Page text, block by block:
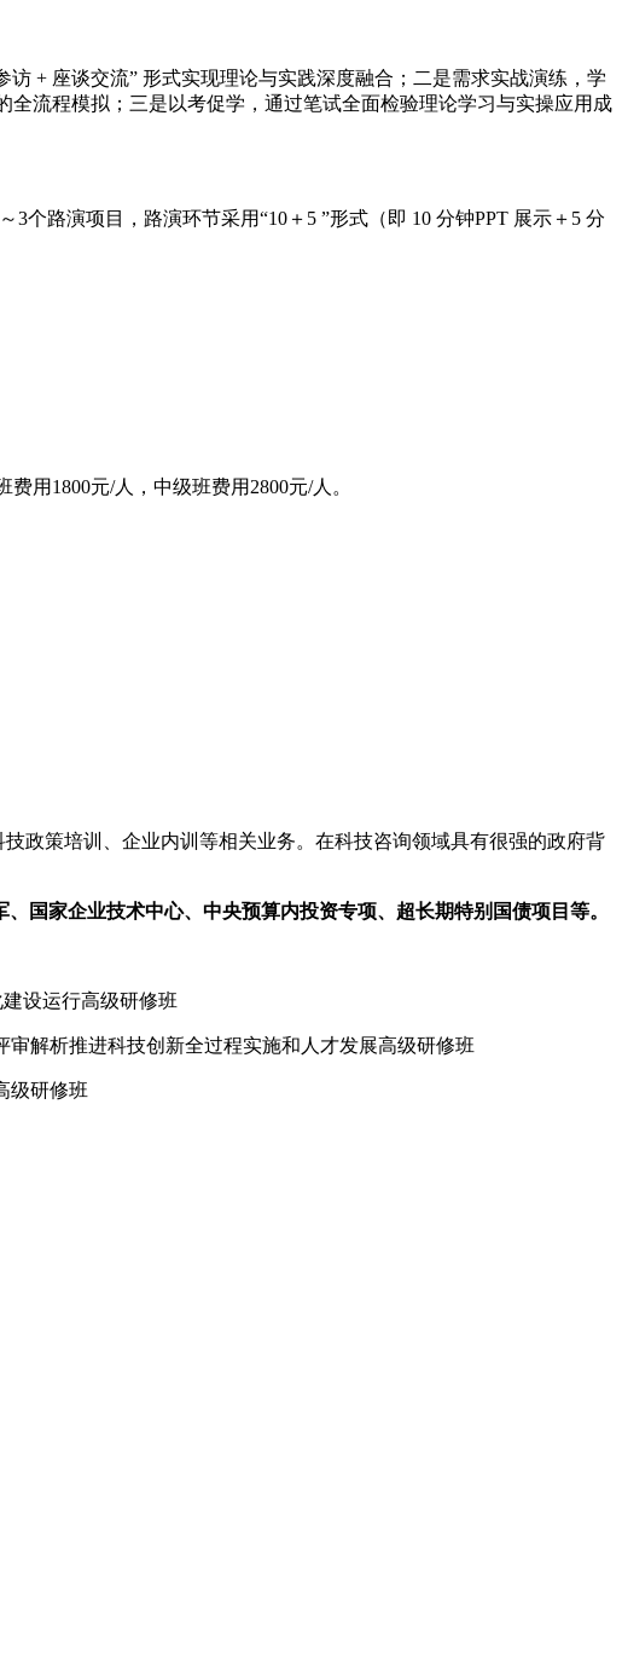
+ 座谈交流” 形式实现理论与实践深度融合；二是需求实战演练，学
流程模拟；三是以考促学，通过笔试全面检验理论学习与实操应用成
路演项目，路演环节采用“10＋5 ”形式（即 10 分钟PPT 展示＋5 分
费用1800元/人，中级班费用2800元/人。
政策培训、企业内训等相关业务。在科技咨询领域具有很强的政府背
国家企业技术中心、中央预算内投资专项、超长期特别国债项目等。
设运行高级研修班
审解析推进科技创新全过程实施和人才发展高级研修班
级研修班